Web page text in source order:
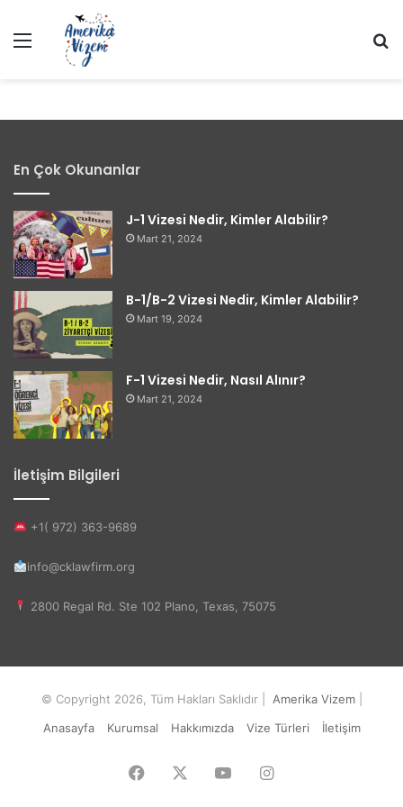
Menü
En Çok Okunanlar
J-1 Vizesi Nedir, Kimler Alabilir?
Mart 21, 2024
B-1/B-2 Vizesi Nedir, Kimler Alabilir?
Mart 19, 2024
F-1 Vizesi Nedir, Nasıl Alınır?
Mart 21, 2024
İletişim Bilgileri
+1( 972) 363-9689
info@cklawfirm.org
2800 Regal Rd. Ste 102 Plano, Texas, 75075
© Copyright 2026, Tüm Hakları Saklıdır | Amerika Vizem|
Anasayfa
Kurumsal Hakkımızda Vize Türleri İletişim
Facebook YouTubeInstagram